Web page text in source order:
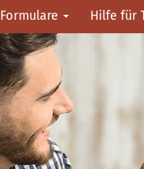
Formulare Hilfe für